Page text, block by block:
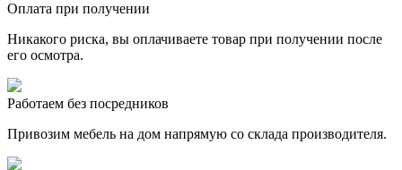
Оплата при получении
Никакого риска, вы оплачиваете товар при получении после
его осмотра.
Работаем без посредников
Привозим мебель на дом напрямую со склада производителя.